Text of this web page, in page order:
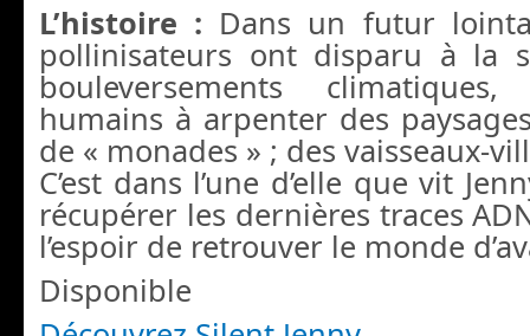
L’histoire : Dans un futur
pollinisateurs ont disparu à la
bouleversements
humains à arpenter des
de « monades » ; des vaisseaux-
C’est dans l’une d’elle que vit
récupérer les dernières traces
l’espoir de retrouver le monde
Disponible